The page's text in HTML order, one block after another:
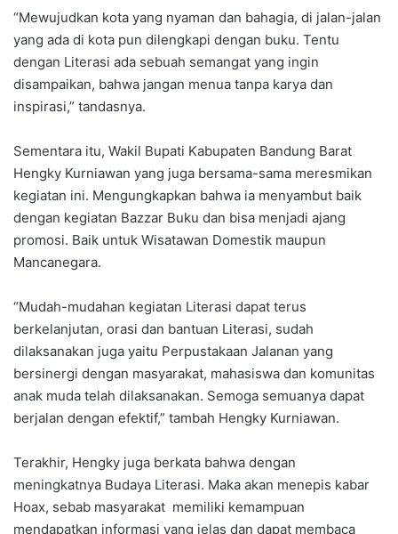
“Mewujudkan kota yang nyaman dan bahagia, di jalan-jalan
yang ada di kota pun dilengkapi dengan buku. Tentu
dengan Literasi ada sebuah semangat yang ingin
disampaikan, bahwa jangan menua tanpa karya dan
inspirasi,” tandasnya.
Sementara itu, Wakil Bupati Kabupaten Bandung Barat
Hengky Kurniawan yang juga bersama-sama meresmikan
kegiatan ini. Mengungkapkan bahwa ia menyambut baik
dengan kegiatan Bazzar Buku dan bisa menjadi ajang
promosi. Baik untuk Wisatawan Domestik maupun
Mancanegara.
“Mudah-mudahan kegiatan Literasi dapat terus
berkelanjutan, orasi dan bantuan Literasi, sudah
dilaksanakan juga yaitu Perpustakaan Jalanan yang
bersinergi dengan masyarakat, mahasiswa dan komunitas
anak muda telah dilaksanakan. Semoga semuanya dapat
berjalan dengan efektif,” tambah Hengky Kurniawan.
Terakhir, Hengky juga berkata bahwa dengan
meningkatnya Budaya Literasi. Maka akan menepis kabar
Hoax, sebab masyarakat memiliki kemampuan
mendapatkan informasi yang jelas dan dapat membaca